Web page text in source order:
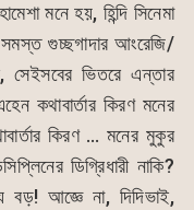
মনে হয়, হিন্দি সিনেমা
সমস্ত গুচ্ছগাদার আংরেজি/
সেইসবের ভিতরে এন্তার
কথাবার্তার কিরণ মনের
কিরণ … মনের মুকুর
ডিগ্রিধারী নাকি?
বড়! আজ্ঞে না, দিদিভাই,